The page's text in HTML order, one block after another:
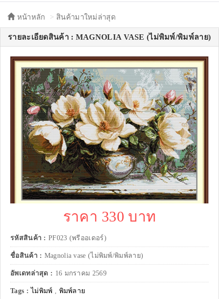
หน้าหลัก สินค้ามาใหม่ล่าสุด
รายละเอียดสินค้า : MAGNOLIA VASE (ไม่พิมพ์/พิมพ์ลาย)
ราคา 330 บาท
รหัสสินค้า : PF023 (พรีออเดอร์)
ชื่อสินค้า : Magnolia vase (ไม่พิมพ์/พิมพ์ลาย)
อัพเดทล่าสุด : 16 มกราคม 2569
Tags :ไม่พิมพ์ , พิมพ์ลาย